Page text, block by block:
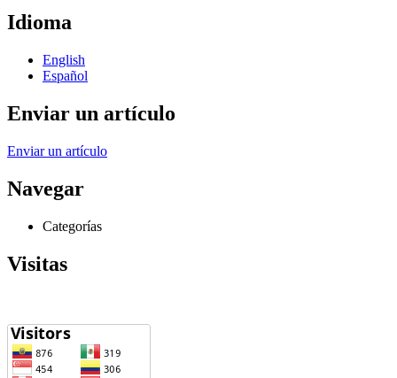
Idioma
English
Español
Enviar un artículo
Enviar un artículo
Navegar
Categorías
Visitas